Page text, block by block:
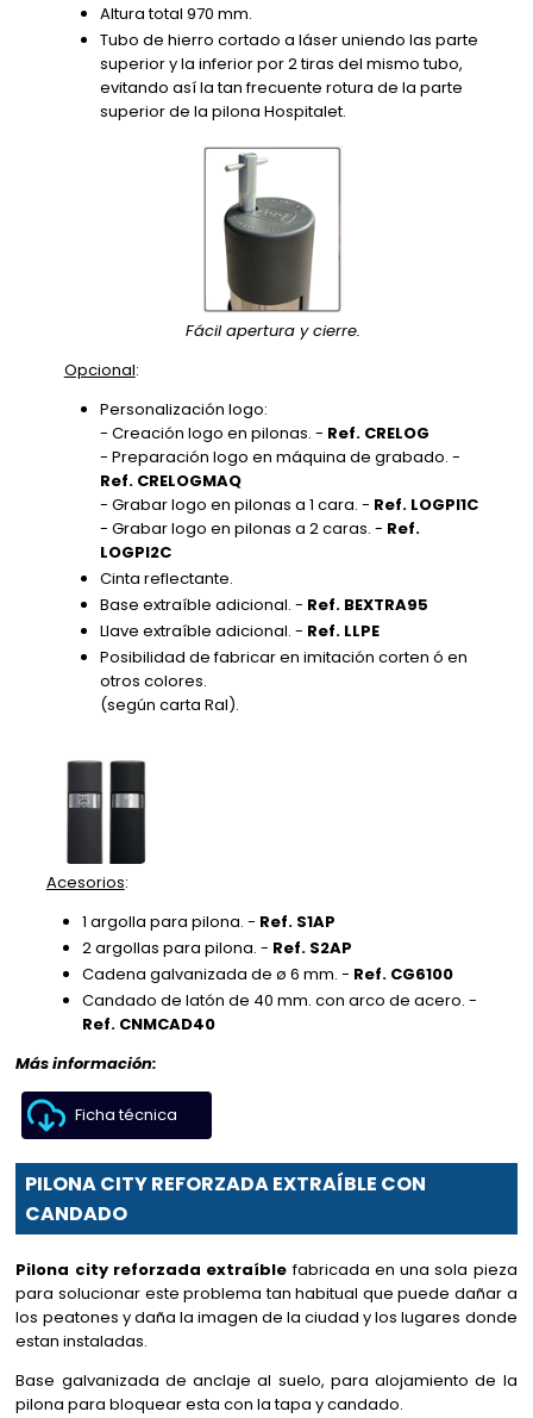
Altura total 970 mm.
Tubo de hierro cortado a láser uniendo las parte
superior y la inferior por 2 tiras del mismo tubo,
evitando así la tan frecuente rotura de la parte
superior de la pilona Hospitalet.
Fácil apertura y cierre.
Opcional:
Personalización logo:
- Creación logo en pilonas. - Ref. CRELOG
- Preparación logo en máquina de grabado. -
Ref. CRELOGMAQ
- Grabar logo en pilonas a 1 cara. - Ref. LOGPI1C
- Grabar logo en pilonas a 2 caras. - Ref.
LOGPI2C
Cinta reflectante.
Base extraíble adicional. - Ref. BEXTRA95
Llave extraíble adicional. - Ref. LLPE
Posibilidad de fabricar en imitación corten ó en
otros colores.
(según carta Ral).
Acesorios:
1 argolla para pilona. - Ref. S1AP
2 argollas para pilona. - Ref. S2AP
Cadena galvanizada de ø 6 mm. - Ref. CG6100
Candado de latón de 40 mm. con arco de acero. -
Ref. CNMCAD40
Más información:
Ficha técnica
PILONA CITY REFORZADA EXTRAÍBLE CON
CANDADO
Pilona city reforzada extraíble fabricada en una sola pieza
para solucionar este problema tan habitual que puede dañar a
los peatones y daña la imagen de la ciudad y los lugares donde
estan instaladas.
Base galvanizada de anclaje al suelo, para alojamiento de la
pilona para bloquear esta con la tapa y candado.